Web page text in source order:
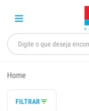
Home
FILTRAR